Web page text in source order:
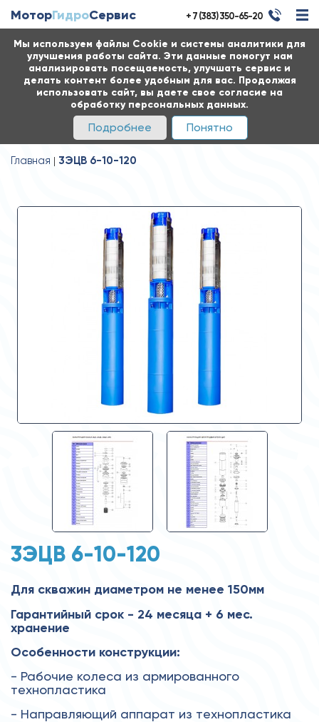
Мы используем файлы Cookie и системы аналитики для
улучшения работы сайта. Эти данные помогут нам
анализировать посещаемость, улучшать сервис и
делать контент более удобным для вас. Продолжая
использовать сайт, вы даете свое согласие на
обработку персональных данных.
Подробнее Понятно
МоторГидроСервис + 7 (383) 350-65-20
Главная 3ЭЦВ 6-10-120
3ЭЦВ 6-10-120
Для скважин диаметром не менее 150мм
Гарантийный срок - 24 месяца + 6 мес.
хранение
Особенности конструкции:
- Рабочие колеса из армированного
технопластика
- Направляющий аппарат из технопластика